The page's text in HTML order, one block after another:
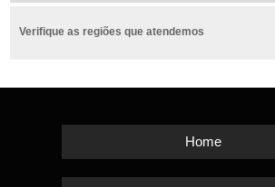
Verifique as regiões que atendemos
Home